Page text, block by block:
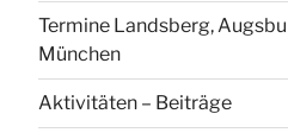
Termine Landsberg,
München
Aktivitäten – Beiträge